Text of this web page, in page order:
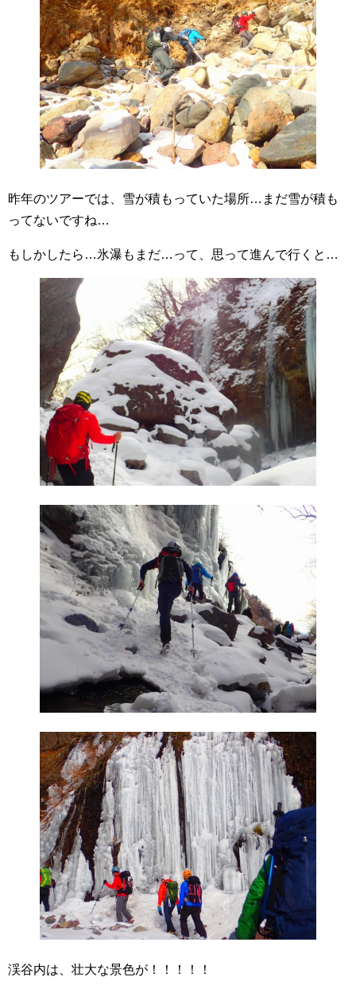
昨年のツアーでは、雪が積もっていた場所…まだ雪が積も
ってないですね…
もしかしたら…氷瀑もまだ…って、思って進んで行くと…
渓谷内は、壮大な景色が！！！！！